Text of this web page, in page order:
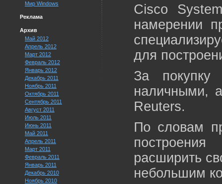
Мир Windows
Реклама
Архив
Май 2012
Апрель 2012
Март 2012
Февраль 2012
Январь 2012
Декабрь 2011
Ноябрь 2011
Октябрь 2011
Сентябрь 2011
Август 2011
Июль 2011
Июнь 2011
Май 2011
Апрель 2011
Март 2011
Февраль 2011
Январь 2011
Декабрь 2010
Ноябрь 2010
Cisco
намерении
для
За
наличными,
Reuters.
По словам
расширить
небольшим